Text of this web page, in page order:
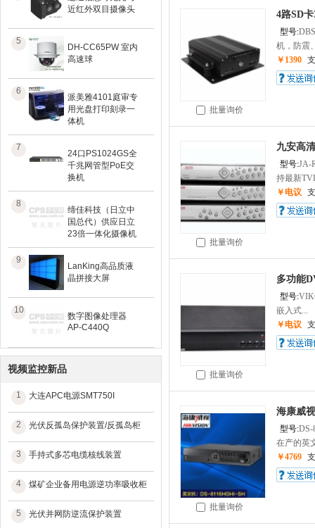
近红外双目摄像头
5
DH-CC65PW 室内
高速球
6
派美雅4101庭审专
用光盘打印刻录一
体机
7
24口PS1024GS全
千兆网管型PoE交
换机
8
缔佳科技（日立中
国总代）供应日立
23倍一体化摄像机
9
LanKing高品质液
晶拼接大屏
10
数字图像处理器
AP-C440Q
视频监控新品
1 大连APC电源SMT750I
2 光伏反孤岛保护装置/反孤岛柜
3 手持式多芯电缆核线装置
4 煤矿企业备用电源逆功率吸收柜
5 光伏并网防逆流保护装置
批量询价
4路SD
型号:
机，防震
￥1390
批量询价
九安高
型号:JA-
持最新
￥电议
批量询价
多功能
型号:
嵌入式...
￥电议
批量询价
海康威
型号:DS-
在产的英
￥4769